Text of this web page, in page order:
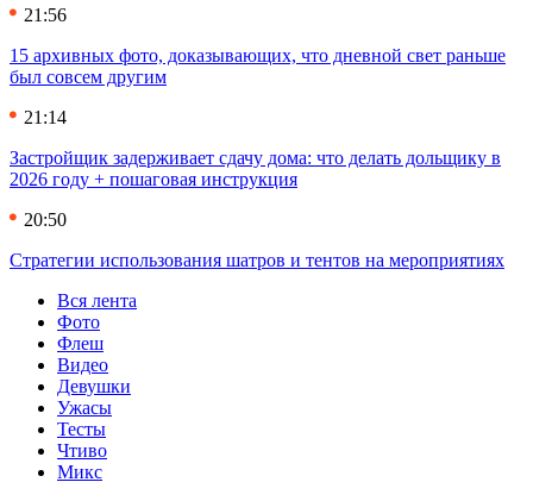
21:56
15 архивных фото, доказывающих, что дневной свет раньше
был совсем другим
21:14
Застройщик задерживает сдачу дома: что делать дольщику в
2026 году + пошаговая инструкция
20:50
Стратегии использования шатров и тентов на мероприятиях
Вся лента
Фото
Флеш
Видео
Девушки
Ужасы
Тесты
Чтиво
Микс